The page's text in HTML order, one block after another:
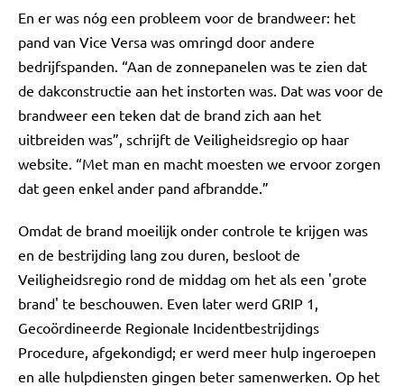
En er was nóg een probleem voor de brandweer: het
pand van Vice Versa was omringd door andere
bedrijfspanden. “Aan de zonnepanelen was te zien dat
de dakconstructie aan het instorten was. Dat was voor de
brandweer een teken dat de brand zich aan het
uitbreiden was”, schrijft de Veiligheidsregio op haar
website. “Met man en macht moesten we ervoor zorgen
dat geen enkel ander pand afbrandde.”
Omdat de brand moeilijk onder controle te krijgen was
en de bestrijding lang zou duren, besloot de
Veiligheidsregio rond de middag om het als een 'grote
brand' te beschouwen. Even later werd GRIP 1,
Gecoördineerde Regionale Incidentbestrijdings
Procedure, afgekondigd; er werd meer hulp ingeroepen
en alle hulpdiensten gingen beter samenwerken. Op het